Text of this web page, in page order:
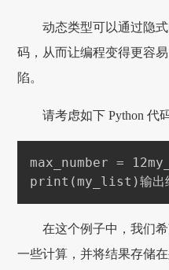
动态类型可以通过隐
码，从而让编程变得更容
陷。
请考虑如下 Python 代
max_number = 12
print(my_list)输出
在这个例子中，我们
一些计算，并将结果存储